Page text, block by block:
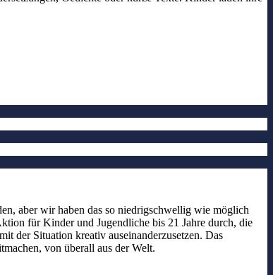
aber wir haben das so niedrigschwellig wie möglich
für Kinder und Jugendliche bis 21 Jahre durch, die
der Situation kreativ auseinanderzusetzen. Das
von überall aus der Welt.